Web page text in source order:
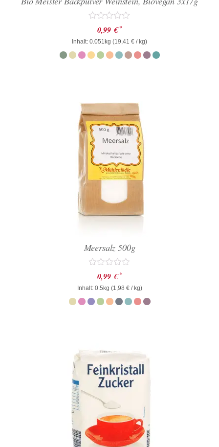
Bewertet
mit
0
von
5
0,99 € *
Inhalt: 0.051kg (19,41 € / kg)
Meersalz 500g
Bewertet
mit
0
von
5
0,99 € *
Inhalt: 0.5kg (1,98 €/ kg)